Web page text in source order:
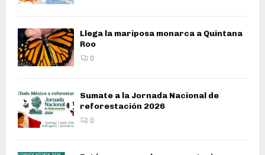
Llega la mariposa monarca a Quintana
Roo
0
Sumate a la Jornada Nacional de
reforestación 2026
0